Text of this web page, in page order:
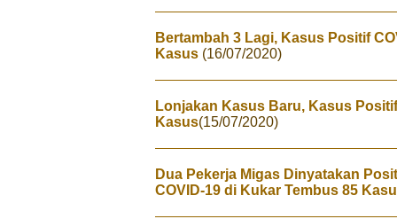
Bertambah 3 Lagi, Kasus Positif
Kasus (16/07/2020)
Lonjakan Kasus Baru, Kasus
Kasus(15/07/2020)
Dua Pekerja Migas Dinyatakan
COVID-19 di Kukar Tembus 85